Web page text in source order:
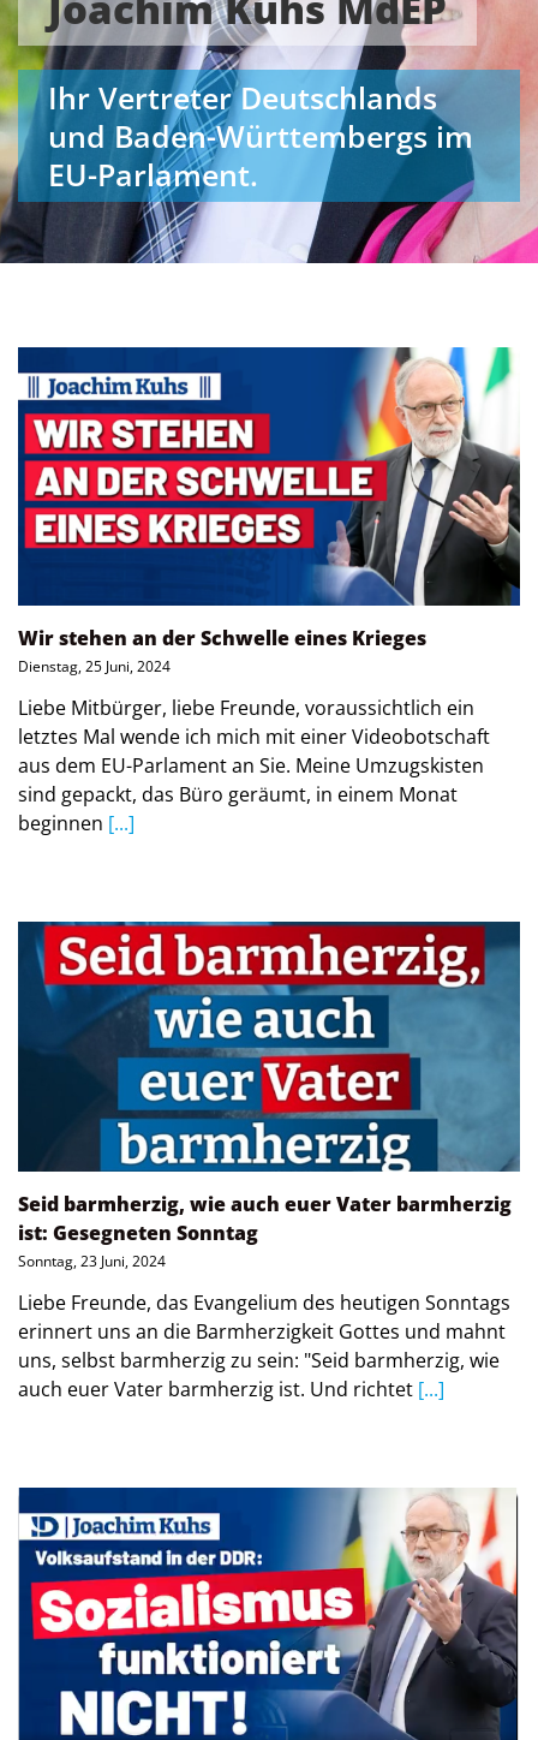
Ihr Vertreter Deutschlands
und Baden-Württembergs im
EU-Parlament.
Wir stehen an der Schwelle eines Krieges
Dienstag, 25 Juni, 2024
Liebe Mitbürger, liebe Freunde, voraussichtlich ein
letztes Mal wende ich mich mit einer Videobotschaft
aus dem EU-Parlament an Sie. Meine Umzugskisten
sind gepackt, das Büro geräumt, in einem Monat
beginnen [...]
Seid barmherzig, wie auch euer Vater barmherzig
ist: Gesegneten Sonntag
Sonntag, 23 Juni, 2024
Liebe Freunde, das Evangelium des heutigen Sonntags
erinnert uns an die Barmherzigkeit Gottes und mahnt
uns, selbst barmherzig zu sein: "Seid barmherzig, wie
auch euer Vater barmherzig ist. Und richtet [...]